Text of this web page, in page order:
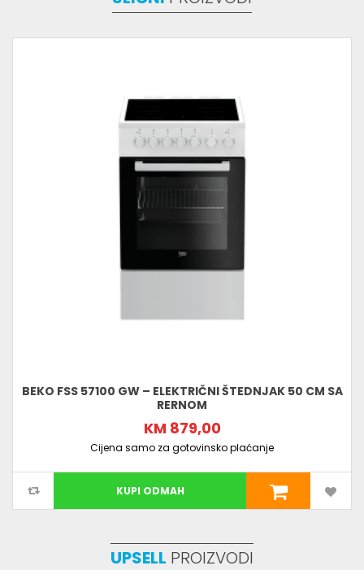
BEKO FSS 57100 GW – ELEKTRIČNI ŠTEDNJAK 50 CM SA
RERNOM
KM 879,00
Cijena samo za gotovinsko plaćanje
KUPI ODMAH
UPSELL PROIZVODI